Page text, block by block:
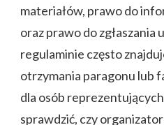
materiałów, prawo do
oraz prawo do zgłaszania
regulaminie często
otrzymania paragonu lub
dla osób
sprawdzić, czy